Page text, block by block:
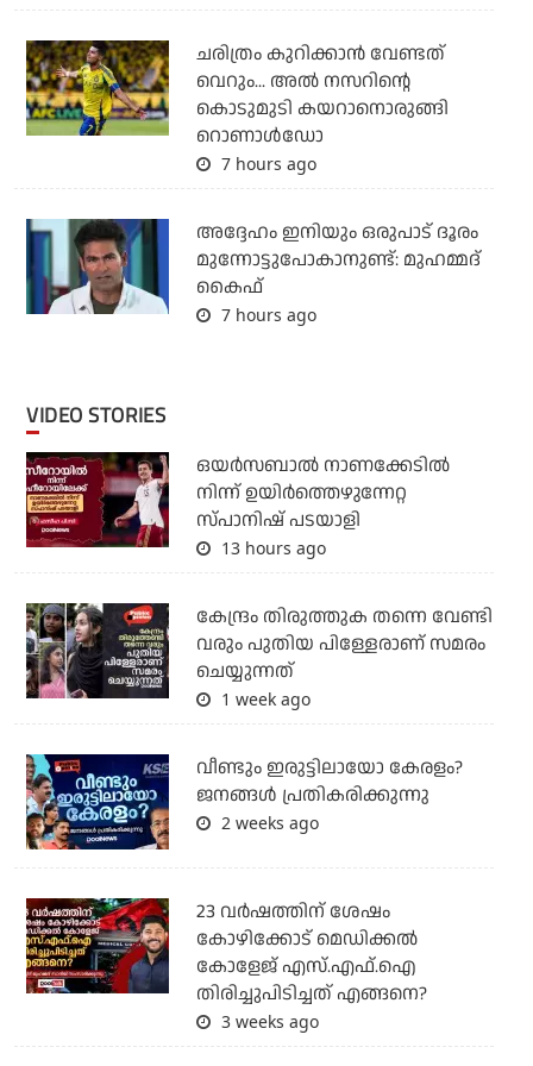
ചരിത്രം കുറിക്കാന്‍ വേണ്ടത്
വെറും... അല്‍ നസറിന്റെ
കൊടുമുടി കയറാനൊരുങ്ങി
റൊണാള്‍ഡോ
7 hours ago
അദ്ദേഹം ഇനിയും ഒരുപാട് ദൂരം
മുന്നോട്ടുപോകാനുണ്ട്: മുഹമ്മദ്
കൈഫ്
7 hours ago
VIDEO STORIES
ഒയര്‍സബാൽ നാണക്കേടിൽ
നിന്ന് ഉയിർത്തെഴുന്നേറ്റ
സ്പാനിഷ് പടയാളി
13 hours ago
കേന്ദ്രം തിരുത്തുക തന്നെ വേണ്ടി
വരും പുതിയ പിള്ളേരാണ് സമരം
ചെയ്യുന്നത്
1 week ago
വീണ്ടും ഇരുട്ടിലായോ കേരളം?
ജനങ്ങൾ പ്രതികരിക്കുന്നു
2 weeks ago
23 വർഷത്തിന് ശേഷം
കോഴിക്കോട് മെഡിക്കൽ
കോളേജ് എസ്.എഫ്.ഐ
തിരിച്ചുപിടിച്ചത് എങ്ങനെ?
3 weeks ago